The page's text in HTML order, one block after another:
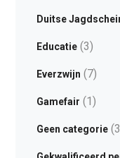
Duitse
Educatie(3)
Everzwijn (7)
Gamefair (1)
Geen categorie